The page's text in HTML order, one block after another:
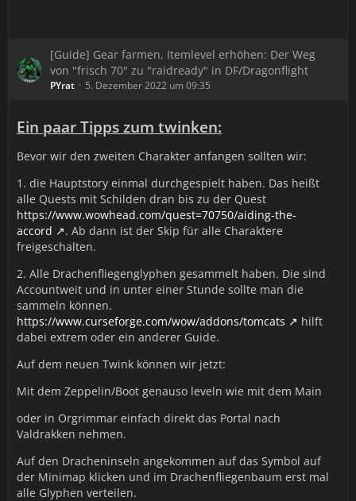
[Guide] Gear farmen, Itemlevel erhöhen: Der Weg
von "frisch 70" zu "raidready" in DF/Dragonflight
PYrat 5. Dezember 2022 um 09:35
Ein paar Tipps zum twinken:
Bevor wir den zweiten Charakter anfangen sollten wir:
1. die Hauptstory einmal durchgespielt haben. Das heißt
alle Quests mit Schilden dran bis zu der Quest
https://www.wowhead.com/quest=70750/aiding-the-
accord
. Ab dann ist der Skip für alle Charaktere
freigeschalten.
2. Alle Drachenfliegenglyphen gesammelt haben. Die sind
Accountweit und in unter einer Stunde sollte man die
sammeln können.
https://www.curseforge.com/wow/addons/tomcats
hilft
dabei extrem oder ein anderer Guide.
Auf dem neuen Twink können wir jetzt:
Mit dem Zeppelin/Boot genauso leveln wie mit dem Main
oder in Orgrimmar einfach direkt das Portal nach
Valdrakken nehmen.
Auf den Dracheninseln angekommen auf das Symbol auf
der Minimap klicken und im Drachenfliegenbaum erst mal
alle Glyphen verteilen.